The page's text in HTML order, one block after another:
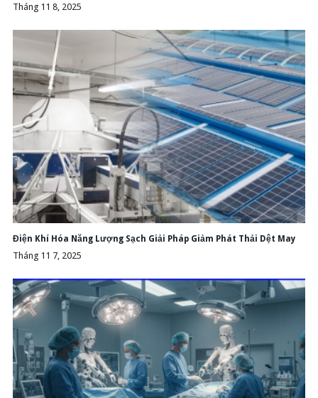
Tháng 11 8, 2025
Điện Khí Hóa Năng Lượng Sạch Giải Pháp Giảm Phát Thải Dệt May
Tháng 11 7, 2025